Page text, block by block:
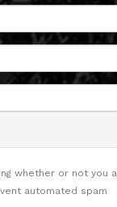
whether or not you
automated spam